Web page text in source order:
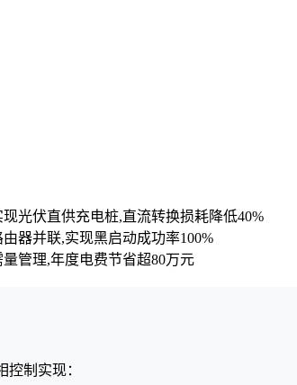
光伏直供充电桩,直流转换损耗降低40%
器并联,实现黑启动成功率100%
管理,年度电费节省超80万元
控制实现：